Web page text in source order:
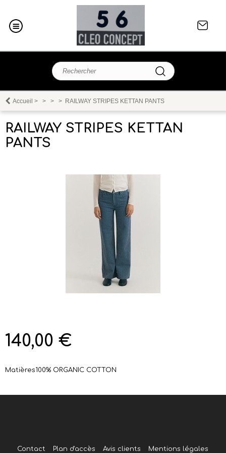
Accueil > > > > RAILWAY STRIPES KETTAN PANTS
RAILWAY STRIPES KETTAN
PANTS
140,00 €
Matières100% ORGANIC COTTON
Contact Plan d'accès Avis clients Mentions légales